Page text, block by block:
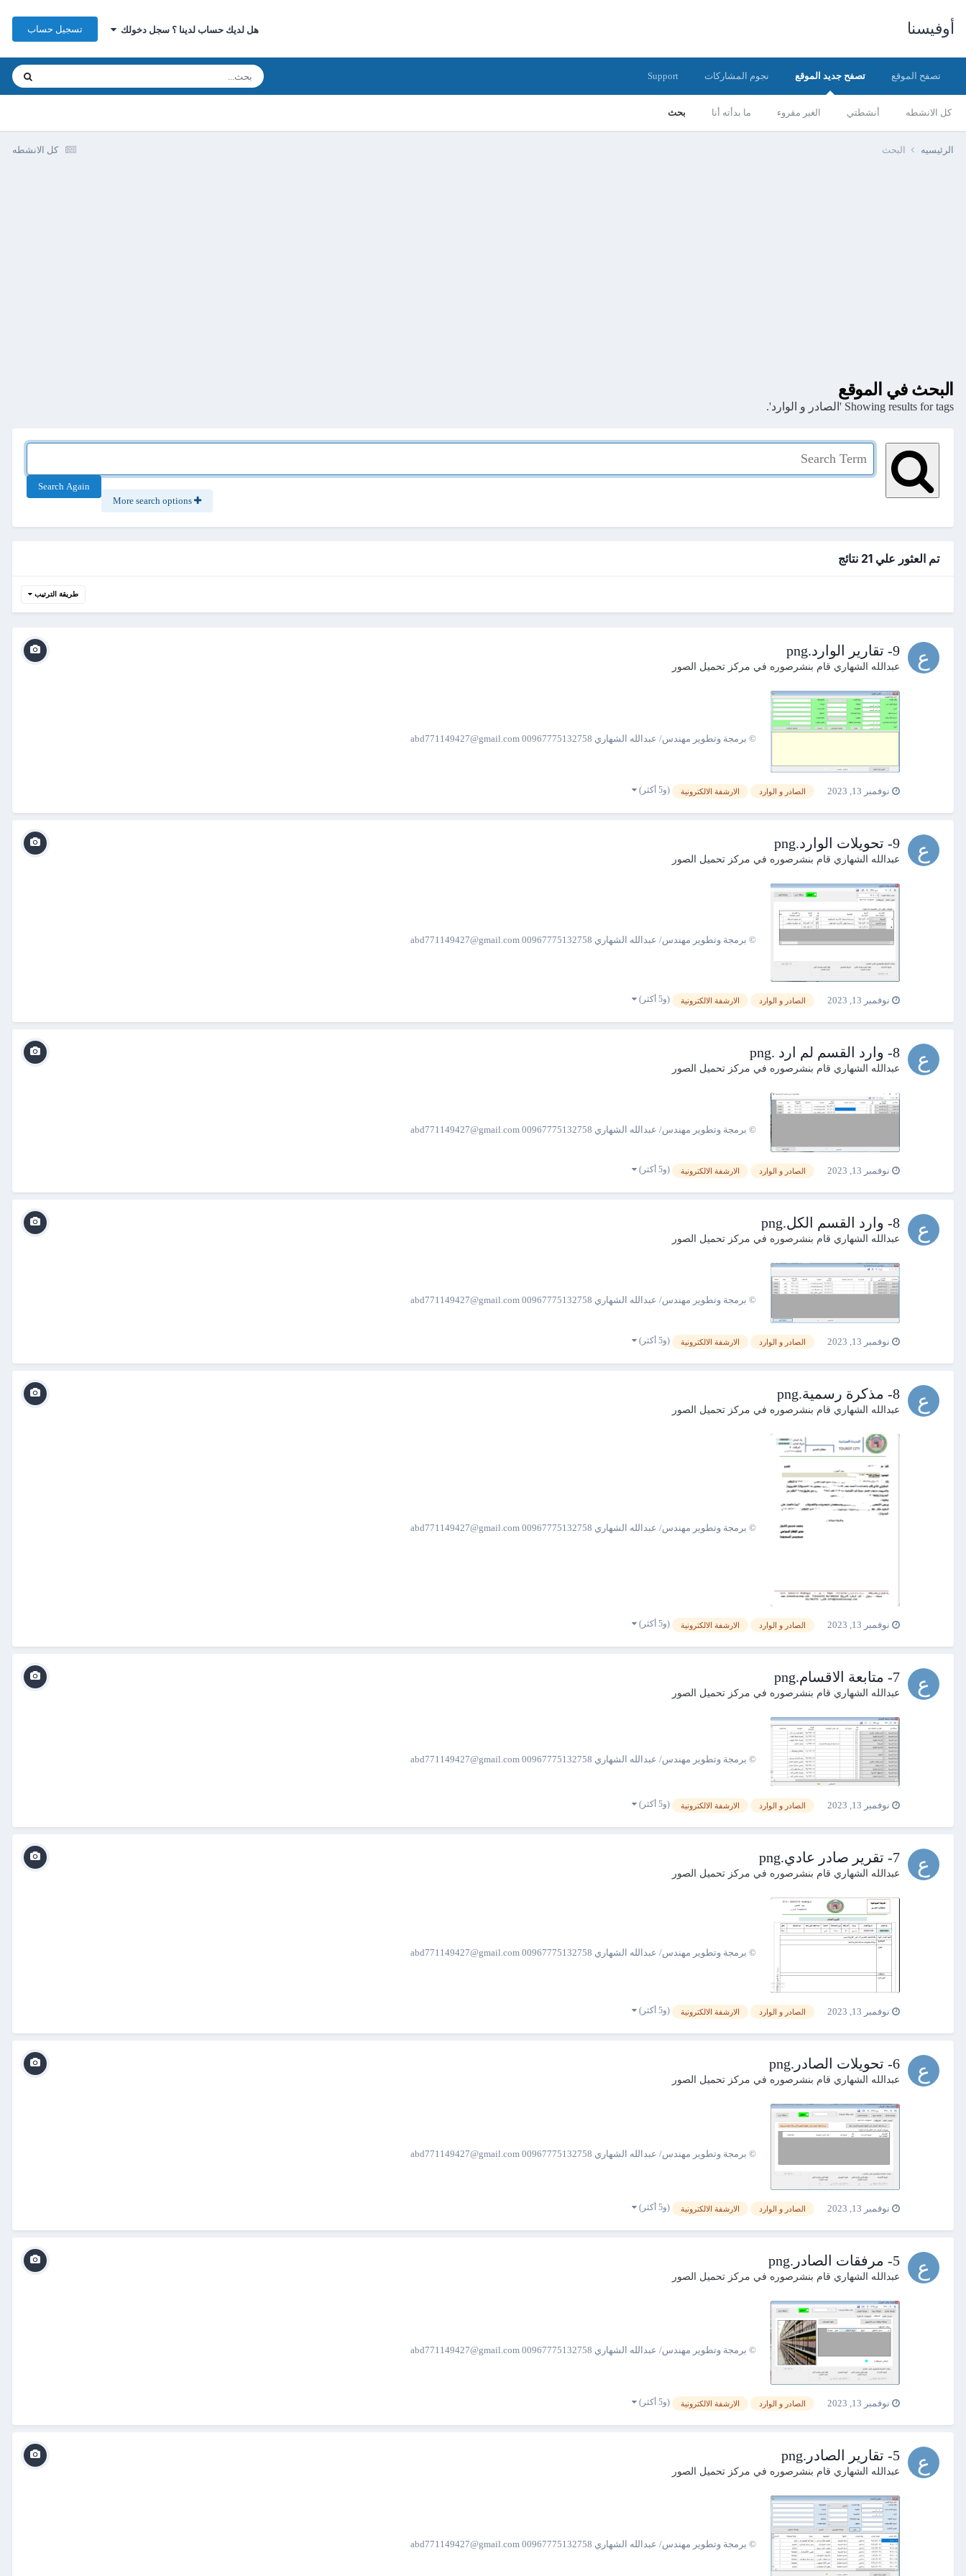
أوفيسنا هل لديك حساب لدينا ؟ سجل دخولك تسجيل حساب
تصفح الموقع تصفح جديد الموقع
كل الانشطه أنشطتي الغير مقروء ما بدأته أنا بحث
نجوم المشاركات Support
كل الانشطه الرئيسيه البحث
البحث في الموقع
Showing results for tags 'الصادر و الوارد'.
Search Again
تم العثور علي 21 نتائج
طريقة الترتيب
9- تقارير الوارد.png
عبدالله الشهاري قام بنشرصوره في مركز تحميل الصور
© برمجة وتطوير مهندس/ عبدالله الشهاري 00967775132758 abd771149427@gmail.com
نوفمبر 13, 2023 الصادر و الوارد الارشفة الالكترونية (و5 أكثر)
9- تحويلات الوارد.png
عبدالله الشهاري قام بنشرصوره في مركز تحميل الصور
© برمجة وتطوير مهندس/ عبدالله الشهاري 00967775132758 abd771149427@gmail.com
نوفمبر 13, 2023 الصادر و الوارد الارشفة الالكترونية (و5 أكثر)
8- وارد القسم لم ارد .png
عبدالله الشهاري قام بنشرصوره في مركز تحميل الصور
© برمجة وتطوير مهندس/ عبدالله الشهاري 00967775132758 abd771149427@gmail.com
نوفمبر 13, 2023 الصادر و الوارد الارشفة الالكترونية (و5 أكثر)
8- وارد القسم الكل.png
عبدالله الشهاري قام بنشرصوره في مركز تحميل الصور
© برمجة وتطوير مهندس/ عبدالله الشهاري 00967775132758 abd771149427@gmail.com
نوفمبر 13, 2023 الصادر و الوارد الارشفة الالكترونية (و5 أكثر)
8- مذكرة رسمية.png
عبدالله الشهاري قام بنشرصوره في مركز تحميل الصور
© برمجة وتطوير مهندس/ عبدالله الشهاري 00967775132758 abd771149427@gmail.com
نوفمبر 13, 2023 الصادر و الوارد الارشفة الالكترونية (و5 أكثر)
7- متابعة الاقسام.png
عبدالله الشهاري قام بنشرصوره في مركز تحميل الصور
© برمجة وتطوير مهندس/ عبدالله الشهاري 00967775132758 abd771149427@gmail.com
نوفمبر 13, 2023 الصادر و الوارد الارشفة الالكترونية (و5 أكثر)
7- تقرير صادر عادي.png
عبدالله الشهاري قام بنشرصوره في مركز تحميل الصور
© برمجة وتطوير مهندس/ عبدالله الشهاري 00967775132758 abd771149427@gmail.com
نوفمبر 13, 2023 الصادر و الوارد الارشفة الالكترونية (و5 أكثر)
6- تحويلات الصادر.png
عبدالله الشهاري قام بنشرصوره في مركز تحميل الصور
© برمجة وتطوير مهندس/ عبدالله الشهاري 00967775132758 abd771149427@gmail.com
نوفمبر 13, 2023 الصادر و الوارد الارشفة الالكترونية (و5 أكثر)
5- مرفقات الصادر.png
عبدالله الشهاري قام بنشرصوره في مركز تحميل الصور
© برمجة وتطوير مهندس/ عبدالله الشهاري 00967775132758 abd771149427@gmail.com
نوفمبر 13, 2023 الصادر و الوارد الارشفة الالكترونية (و5 أكثر)
5- تقارير الصادر.png
عبدالله الشهاري قام بنشرصوره في مركز تحميل الصور
© برمجة وتطوير مهندس/ عبدالله الشهاري 00967775132758 abd771149427@gmail.com